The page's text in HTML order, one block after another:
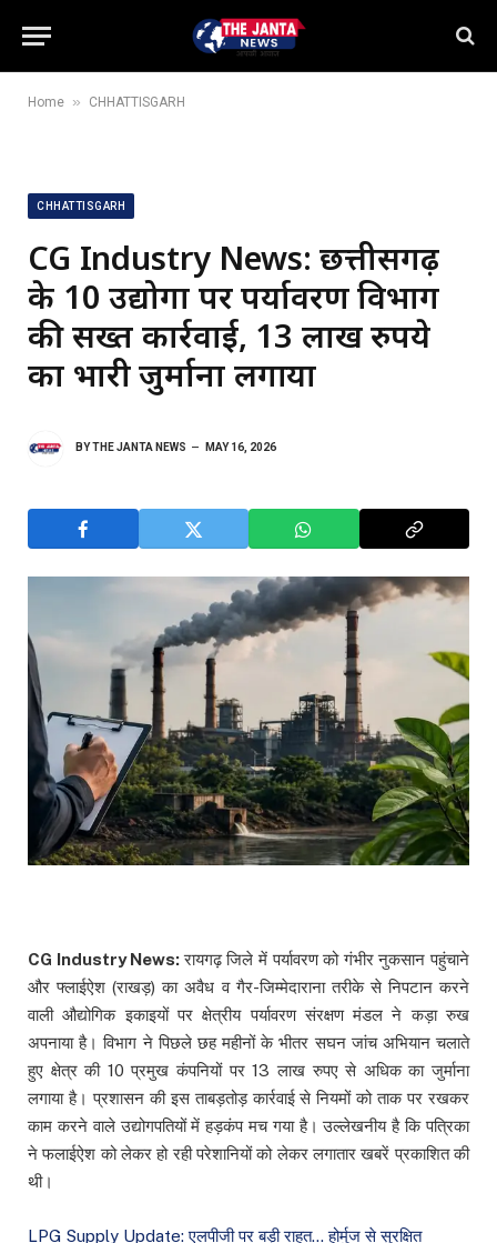
Home » CHHATTISGARH
CHHATTISGARH
CG Industry News: छत्तीसगढ़
के 10 उद्योगों पर पर्यावरण विभाग
की सख्त कार्रवाई, 13 लाख रुपये
का भारी जुर्माना लगाया
BYTHE JANTA NEWS MAY 16, 2026
CG Industry News:रायगढ़ जिले में पर्यावरण को गंभीर नुकसान पहुंचाने
और फ्लाईऐश (राखड़) का अवैध व गैर-जिम्मेदाराना तरीके से निपटान करने
वाली औद्योगिक इकाइयों पर क्षेत्रीय पर्यावरण संरक्षण मंडल ने कड़ा रुख
अपनाया है। विभाग ने पिछले छह महीनों के भीतर सघन जांच अभियान चलाते
हुए क्षेत्र की 10 प्रमुख कंपनियों पर 13 लाख रुपए से अधिक का जुर्माना
लगाया है। प्रशासन की इस ताबड़तोड़ कार्रवाई से नियमों को ताक पर रखकर
काम करने वाले उद्योगपतियों में हड़कंप मच गया है। उल्लेखनीय है कि पत्रिका
ने फलाईऐश को लेकर हो रही परेशानियों को लेकर लगातार खबरें प्रकाशित की
थी।
LPG Supply Update: एलपीजी पर बड़ी राहत… होर्मुज से सुरक्षित